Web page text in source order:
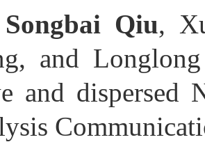
Songbai Qiu,
and
and dispersed